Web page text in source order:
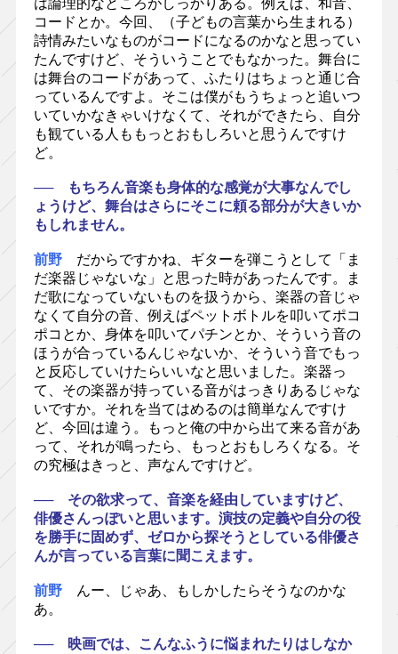
は論理的なところがしっかりある。例えば、和音、
コードとか。今回、（子どもの言葉から生まれる）
詩情みたいなものがコードになるのかなと思ってい
たんですけど、そういうことでもなかった。舞台に
は舞台のコードがあって、ふたりはちょっと通じ合
っているんですよ。そこは僕がもうちょっと追いつ
いていかなきゃいけなくて、それができたら、自分
も観ている人ももっとおもしろいと思うんですけ
ど。
── もちろん音楽も身体的な感覚が大事なんでし
ょうけど、舞台はさらにそこに頼る部分が大きいか
もしれません。
前野だからですかね、ギターを弾こうとして「ま
だ楽器じゃないな」と思った時があったんです。ま
だ歌になっていないものを扱うから、楽器の音じゃ
なくて自分の音、例えばペットボトルを叩いてポコ
ポコとか、身体を叩いてパチンとか、そういう音の
ほうが合っているんじゃないか、そういう音でもっ
と反応していけたらいいなと思いました。楽器っ
て、その楽器が持っている音がはっきりあるじゃな
いですか。それを当てはめるのは簡単なんですけ
ど、今回は違う。もっと俺の中から出て来る音があ
って、それが鳴ったら、もっとおもしろくなる。そ
の究極はきっと、声なんですけど。
── その欲求って、音楽を経由していますけど、
俳優さんっぽいと思います。演技の定義や自分の役
を勝手に固めず、ゼロから探そうとしている俳優さ
んが言っている言葉に聞こえます。
前野んー、じゃあ、もしかしたらそうなのかな
あ。
── 映画では、こんなふうに悩まれたりはしなか